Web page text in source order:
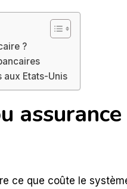
?
aux Etats-Unis
ce que coûte le